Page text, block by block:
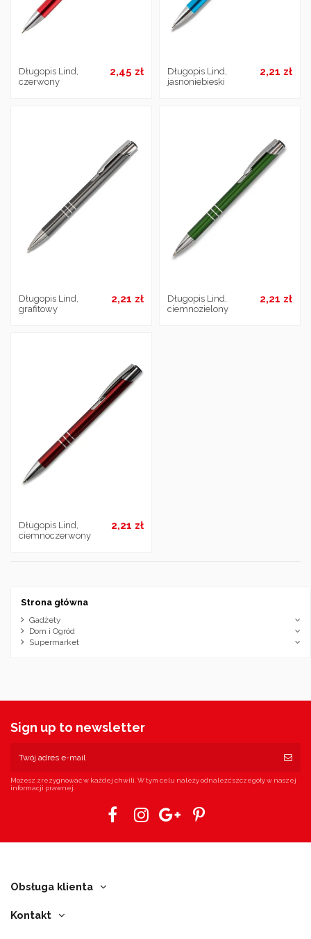
Długopis Lind,
czerwony
2,45 zł
Długopis Lind,
jasnoniebieski
2,21 zł
Długopis Lind,
grafitowy
2,21 zł
Długopis Lind,
ciemnozielony
2,21 zł
Długopis Lind,
ciemnoczerwony
2,21 zł
Strona główna
Gadżety
Dom i Ogród
Supermarket
Sign up to newsletter
Możesz zrezygnować w każdej chwili. W tym celu należy odnaleźć szczegóły w naszej
informacji prawnej.
Obsługa klienta
Kontakt